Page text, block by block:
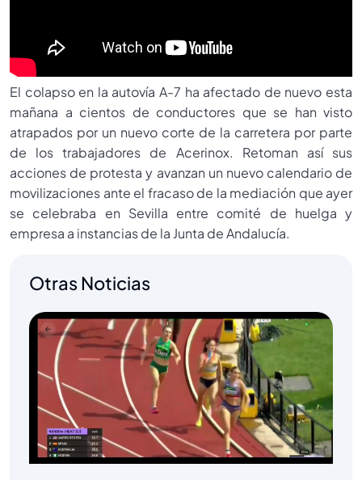
El colapso en la autovía A-7 ha afectado de nuevo esta
mañana a cientos de conductores que se han visto
atrapados por un nuevo corte de la carretera por parte
de los trabajadores de Acerinox. Retoman así sus
acciones de protesta y avanzan un nuevo calendario de
movilizaciones ante el fracaso de la mediación que ayer
se celebraba en Sevilla entre comité de huelga y
empresa a instancias de la Junta de Andalucía.
Otras Noticias